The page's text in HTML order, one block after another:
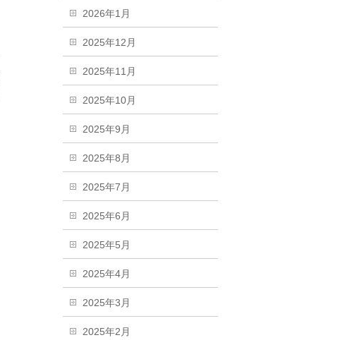
2026年1月
2025年12月
2025年11月
2025年10月
2025年9月
2025年8月
2025年7月
2025年6月
2025年5月
2025年4月
2025年3月
2025年2月